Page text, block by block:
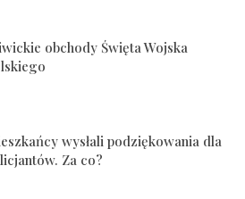
obchody Święta Wojska
wysłali podziękowania dla
Za co?